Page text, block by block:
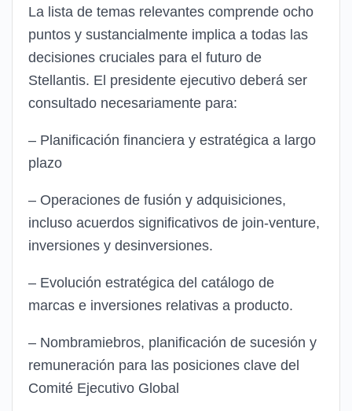
La lista de temas relevantes comprende ocho
puntos y sustancialmente implica a todas las
decisiones cruciales para el futuro de
Stellantis. El presidente ejecutivo deberá ser
consultado necesariamente para:
– Planificación financiera y estratégica a largo
plazo
– Operaciones de fusión y adquisiciones,
incluso acuerdos significativos de join-venture,
inversiones y desinversiones.
– Evolución estratégica del catálogo de
marcas e inversiones relativas a producto.
– Nombramiebros, planificación de sucesión y
remuneración para las posiciones clave del
Comité Ejecutivo Global